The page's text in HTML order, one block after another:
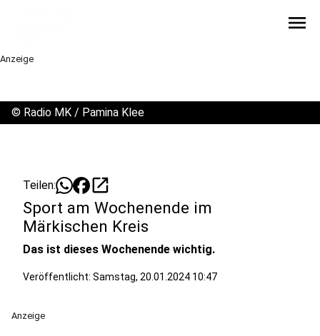
menu
Anzeige
© Radio MK / Pamina Klee
Teilen: open_in_new
Sport am Wochenende im
Märkischen Kreis
Das ist dieses Wochenende wichtig.
Veröffentlicht: Samstag, 20.01.2024 10:47
Anzeige